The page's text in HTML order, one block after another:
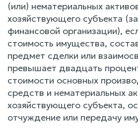
(или) нематериальных
хозяйствующего субъекта
финансовой организации),
стоимость имущества,
предмет сделки или
превышает двадцать
стоимости основных
средств и нематериальных
хозяйствующего субъекта,
отчуждение или передачу